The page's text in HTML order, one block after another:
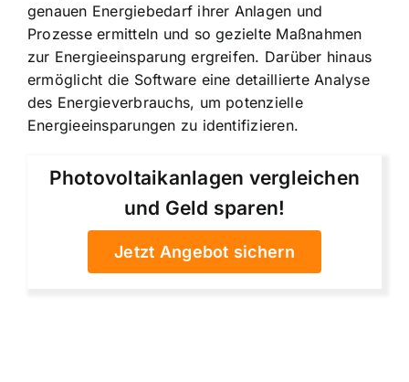
genauen Energiebedarf ihrer Anlagen und
Prozesse ermitteln und so gezielte Maßnahmen
zur Energieeinsparung ergreifen. Darüber hinaus
ermöglicht die Software eine detaillierte Analyse
des Energieverbrauchs, um potenzielle
Energieeinsparungen zu identifizieren.
Photovoltaikanlagen vergleichen
und Geld sparen!
Jetzt Angebot sichern